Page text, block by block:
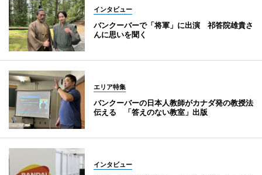
インタビュー
バンクーバーで「将軍」に出演 祁答院雄貴さ
んに思いを聞く
エリア特集
バンクーバーの日本人教師がカナダ発の教授法
伝える 「答えのない教室」出版
インタビュー